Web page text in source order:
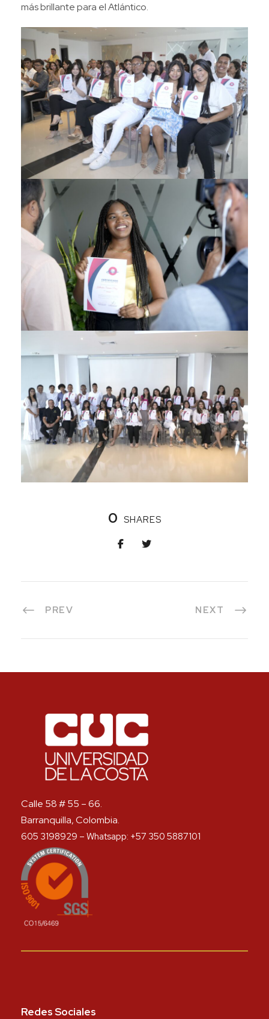
más brillante para el Atlántico.
0 SHARES
PREV NEXT
Calle 58 # 55 – 66.
Barranquilla, Colombia.
605 3198929 – Whatsapp: +57 350 5887101
Redes Sociales